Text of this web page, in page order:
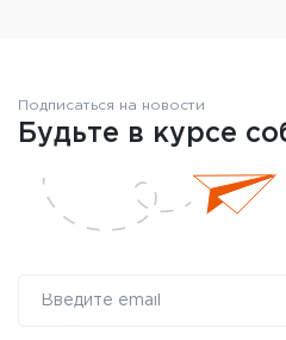
Подписаться на новости
Будьте в курсе